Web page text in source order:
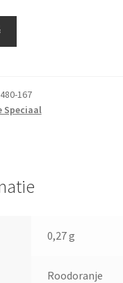
167
Speciaal
0,27 g
Roodoranje